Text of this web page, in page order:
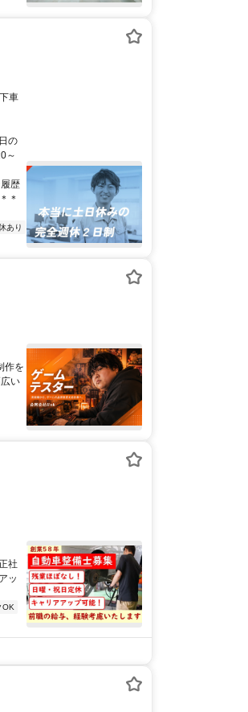
車
の
～
歴
＊
あり
作を
い
社
ッ
OK